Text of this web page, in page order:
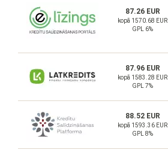
87.26 EUR
kopā 1570.68 EUR
GPL 6%
87.96 EUR
kopā 1583.28 EUR
GPL 7%
88.52 EUR
kopā 1593.36 EUR
GPL 8%